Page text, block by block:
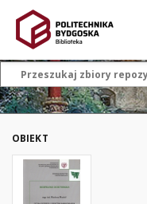
OBIEKT